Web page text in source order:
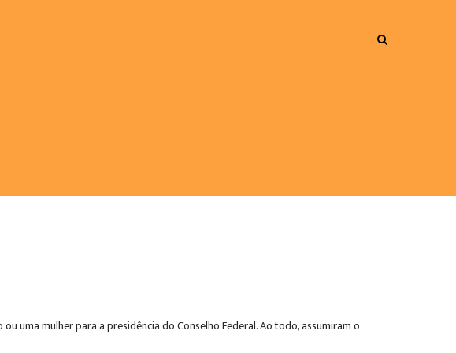
uma mulher para a presidência do Conselho Federal. Ao todo, assumiram o